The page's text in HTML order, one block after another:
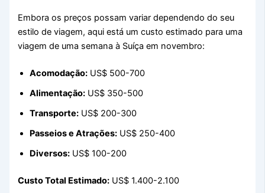
Embora os preços possam variar dependendo do seu
estilo de viagem, aqui está um custo estimado para uma
viagem de uma semana à Suíça em novembro:
Acomodação: US$ 500-700
Alimentação: US$ 350-500
Transporte: US$ 200-300
Passeios e Atrações: US$ 250-400
Diversos: US$ 100-200
Custo Total Estimado: US$ 1.400-2.100